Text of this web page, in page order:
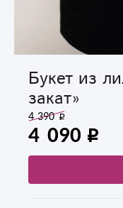
Букет из
закат»‎
4 090
4 390